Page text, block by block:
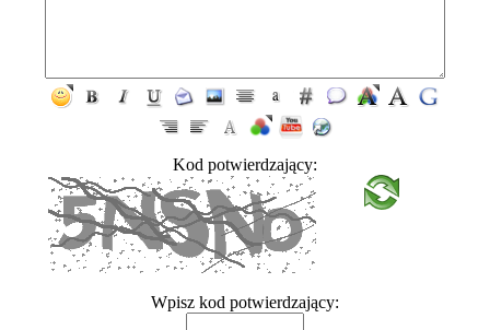
Kod potwierdzający:
Wpisz kod potwierdzający: